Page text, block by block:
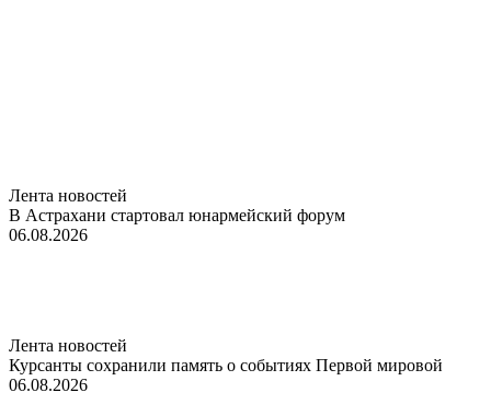
Лента новостей
В Астрахани стартовал юнармейский форум
06.08.2026
Лента новостей
Курсанты сохранили память о событиях Первой мировой
06.08.2026